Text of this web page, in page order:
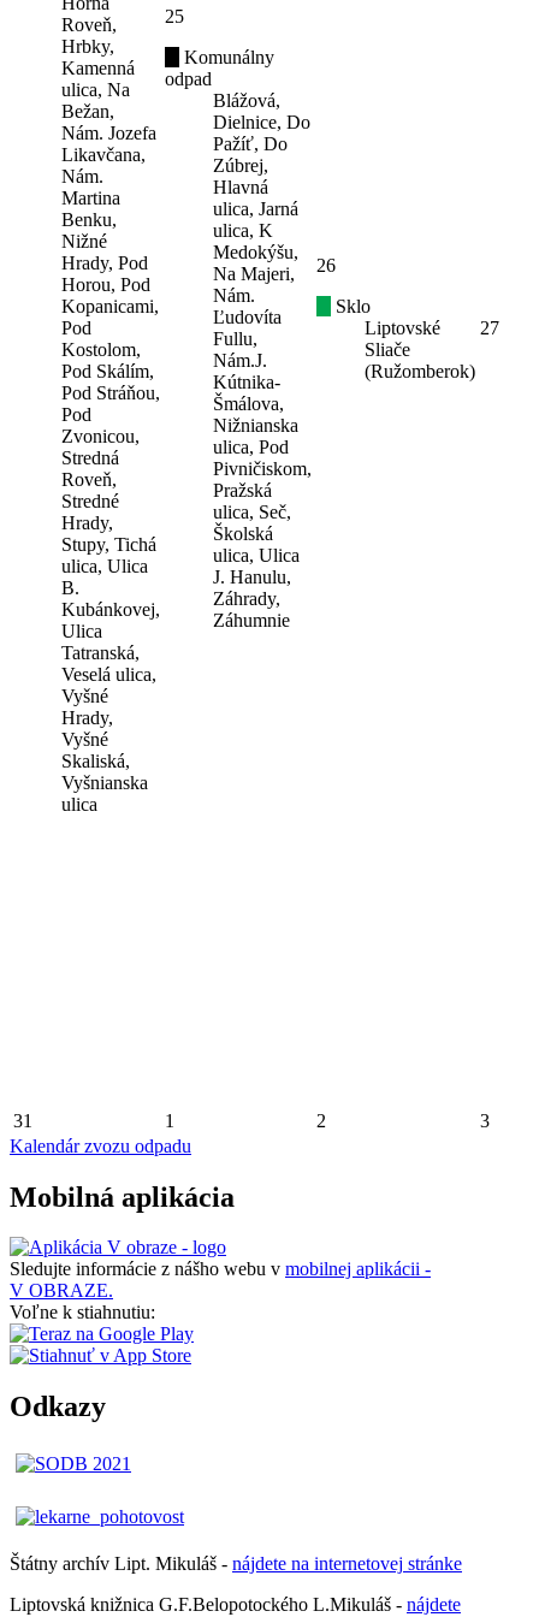
Roveň,
Hrbky,
Kamenná
ulica, Na
Bežan,
Nám. Jozefa
Likavčana,
Nám.
Martina
Benku,
Nižné
Hrady, Pod
Horou, Pod
Kopanicami,
Pod
Kostolom,
Pod Skálím,
Pod Stráňou,
Pod
Zvonicou,
Stredná
Roveň,
Stredné
Hrady,
Stupy, Tichá
ulica, Ulica
B.
Kubánkovej,
Ulica
Tatranská,
Veselá ulica,
Vyšné
Hrady,
Vyšné
Skaliská,
Vyšnianska
ulica
25
Komunálny
odpad
Blážová,
Dielnice, Do
Pažíť, Do
Zúbrej,
Hlavná
ulica, Jarná
ulica, K
Medokýšu,
Na Majeri,
Nám.
Ľudovíta
Fullu,
Nám.J.
Kútnika-
Šmálova,
Nižnianska
ulica, Pod
Pivničiskom,
Pražská
ulica, Seč,
Školská
ulica, Ulica
J. Hanulu,
Záhrady,
Záhumnie
26
Sklo
Liptovské
Sliače
(Ružomberok)
27
31 1 2
3
Kalendár zvozu odpadu
Mobilná aplikácia
Sledujte informácie z nášho webu v mobilnej aplikácii -
V OBRAZE.
Voľne k stiahnutiu:
Odkazy
Štátny archív Lipt. Mikuláš - nájdete na internetovej stránke
Liptovská knižnica G.F.Belopotockého L.Mikuláš - nájdete